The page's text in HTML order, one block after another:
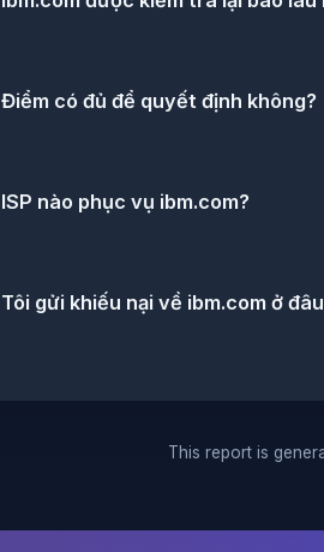
Điểm có đủ để quyết định không?
ISP nào phục vụ ibm.com?
Tôi gửi khiếu nại về ibm.com ở
This report is